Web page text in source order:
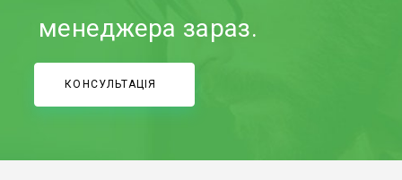
менеджера зараз.
КОНСУЛЬТАЦІЯ